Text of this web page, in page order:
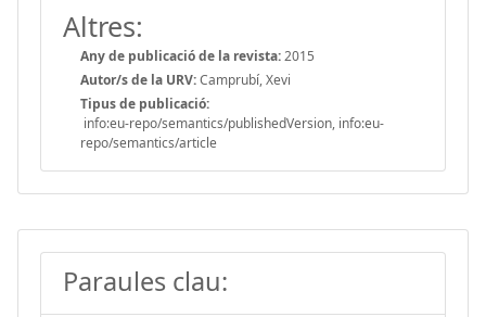
Altres:
Any de publicació de la revista:2015
Autor/s de la URV:Camprubí, Xevi
Tipus de publicació:
info:eu-repo/semantics/publishedVersion, info:eu-
repo/semantics/article
Paraules clau: